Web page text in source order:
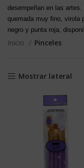
desempeñan en las
quemada muy fino, virola
negro y punta roja,
Inicio Pinceles
Mostrar lateral